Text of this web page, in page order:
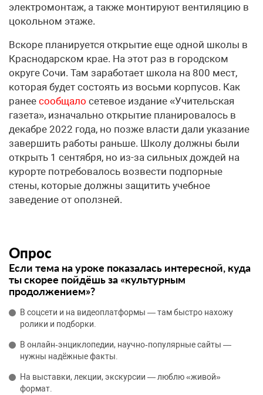
электромонтаж, а также монтируют вентиляцию в
цокольном этаже.
Вскоре планируется открытие еще одной школы в
Краснодарском крае. На этот раз в городском
округе Сочи. Там заработает школа на 800 мест,
которая будет состоять из восьми корпусов. Как
ранее сообщало сетевое издание «Учительская
газета», изначально открытие планировалось в
декабре 2022 года, но позже власти дали указание
завершить работы раньше. Школу должны были
открыть 1 сентября, но из-за сильных дождей на
курорте потребовалось возвести подпорные
стены, которые должны защитить учебное
заведение от оползней.
Опрос
Если тема на уроке показалась интересной, куда
ты скорее пойдёшь за «культурным
продолжением»?
В соцсети и на видеоплатформы — там быстро нахожу
ролики и подборки.
В онлайн‑энциклопедии, научно‑популярные сайты —
нужны надёжные факты.
На выставки, лекции, экскурсии — люблю «живой»
формат.